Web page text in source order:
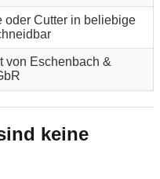
oder Cutter in beliebige
von Eschenbach &
keine